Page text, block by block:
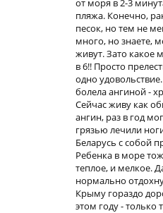
от моря в 2-3
пляжа. Конечно,
песок, но тем не
много, но знаете,
живут. Зато какое
в 6!! Просто
одно
болела ангиной -
Сейчас живу как
ангин, раз в год
грязью лечили
Беларусь с собой
Ребенка в море
теплое, и мелкое.
нормально
Крыму гораздо
этом году - только